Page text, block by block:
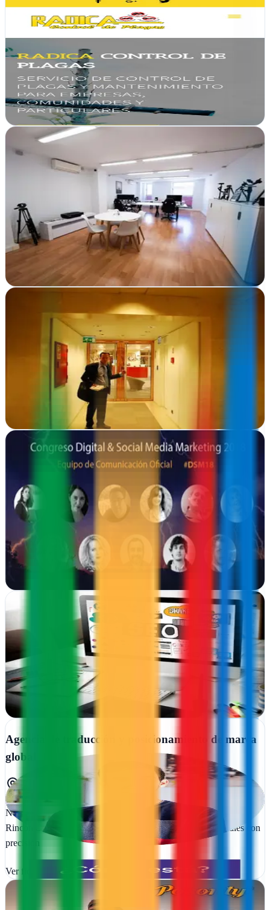
A10web Estudio de Diseño web
A10web Toledo transforma ideas en webs cautivadoras.
Alojamiento, diseño gráfico, redacción y sitios web personalizados
para tu marca
Ver fichacompleta
ADAUGE - Agencia Marketing Digital y
Productora Audiovisual en Sant Cugat
Sant Cugat del Vallès, Barcelona
Audiovisuales y estrategia digital fusionados en Sant Cugat.
ADAUGE crea campañas que impactan combinando producción de
contenido con marketing en internet…
Ver ficha completa
Agencia de Marketing Digital La Secta
La Secta propone transformar tu presencia online en Valladolid con
diseño web estratégico, campañas digitales efectivas y soluciones
creativas para que tu…
Ver ficha completa
Agencia de Marketing Online Zaragoza | Esther
Remolinos, Zaragoza
Estrategia digital a medida en Remolinos. Esther Turón transforma
negocios locales con marketing que genera resultados reales y
sostenibles
Ver ficha
Agencia de posicionamiento SEO Aragón
Alcañiz, Teruel
En Alcañiz posicionamos tu web en Google con estrategias SEO
probadas.
Ver ficha
Agencia de traducción y posicionamiento de marca
global
Rincón de la Victoria, Málaga
Novalo combina traducción multilingüe y estrategia de marca en
Rincón de la Victoria para conquistar mercados internacionales con
precisión
Ver ficha completa
Agencia Marketing Digital Guadalajara, SEO y